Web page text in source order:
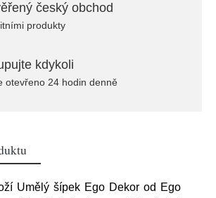
český obchod
produkty
kdykoli
otevřeno 24 hodin denně
Umělý šípek Ego Dekor od Ego